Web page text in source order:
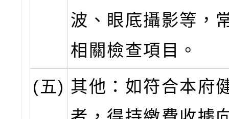
波、眼底攝影等，
相關檢查項目。
(五) 其他：如符合本府